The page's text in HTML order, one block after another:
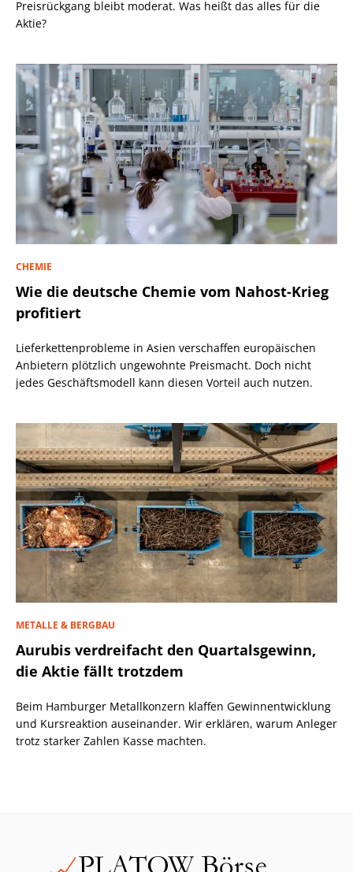
Preisrückgang bleibt moderat. Was heißt das alles für die
Aktie?
CHEMIE
Wie die deutsche Chemie vom Nahost-Krieg
profitiert
Lieferkettenprobleme in Asien verschaffen europäischen
Anbietern plötzlich ungewohnte Preismacht. Doch nicht
jedes Geschäftsmodell kann diesen Vorteil auch nutzen.
METALLE & BERGBAU
Aurubis verdreifacht den Quartalsgewinn,
die Aktie fällt trotzdem
Beim Hamburger Metallkonzern klaffen Gewinnentwicklung
und Kursreaktion auseinander. Wir erklären, warum Anleger
trotz starker Zahlen Kasse machten.